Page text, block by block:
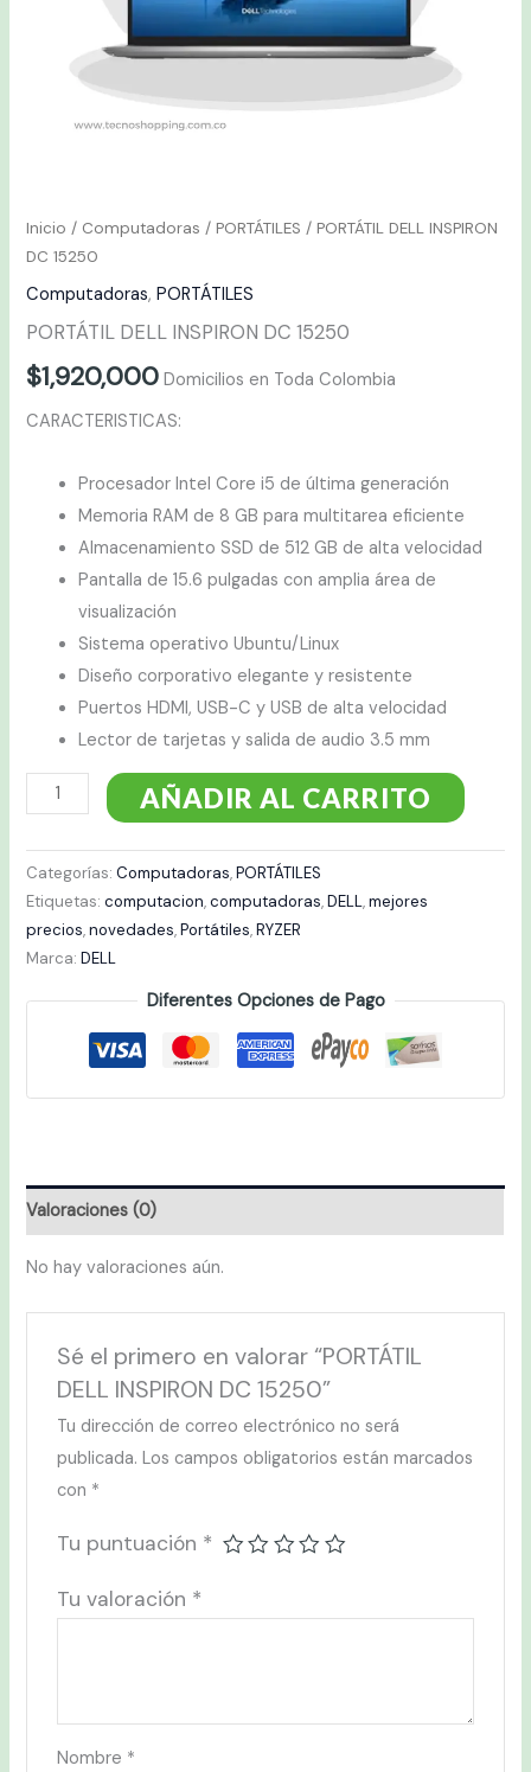
Inicio / Computadoras /PORTÁTILES / PORTÁTIL DELL INSPIRON
DC 15250
Computadoras,PORTÁTILES
PORTÁTIL DELL INSPIRON DC 15250
$1,920,000 Domicilios en Toda Colombia
CARACTERISTICAS:
Procesador Intel Core i5 de última generación
Memoria RAM de 8 GB para multitarea eficiente
Almacenamiento SSD de 512 GB de alta velocidad
Pantalla de 15.6 pulgadas con amplia área de
visualización
Sistema operativo Ubuntu/Linux
Diseño corporativo elegante y resistente
Puertos HDMI, USB-C y USB de alta velocidad
Lector de tarjetas y salida de audio 3.5 mm
AÑADIR AL CARRITO
Categorías:Computadoras,PORTÁTILES
Etiquetas:computacion,computadoras,DELL,mejores
precios,novedades,Portátiles,RYZER
Marca:DELL
Diferentes Opciones de Pago
Valoraciones (0)
No hay valoraciones aún.
Sé el primero en valorar “PORTÁTIL
DELL INSPIRON DC 15250”
Tu dirección de correo electrónico no será
publicada. Los campos obligatorios están marcados
con *
Tu puntuación *
Tu valoración *
Nombre *